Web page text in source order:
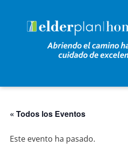
« Todos los Eventos
Este evento ha pasado.